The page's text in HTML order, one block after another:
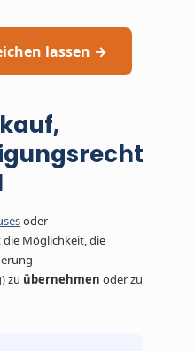
lassen →
oder
Möglichkeit, die
zu übernehmen oder zu